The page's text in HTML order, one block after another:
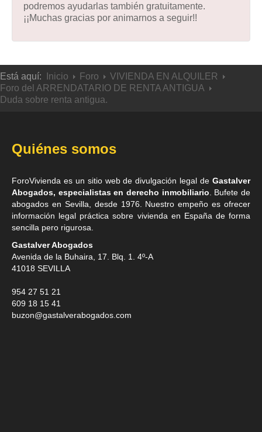
podremos ayudarlas también gratuitamente.
¡¡Muchas gracias por animarnos a seguir!!
Está aquí: Inicio Foro
VIVIENDA EN ALQUILER
Foro del ARRENDATARIO DE RENTA ANTIGUA
Duda sobre renta antigua.
Quiénes somos
ForoVivienda es un sitio web de divulgación legal de Gastalver
Abogados, especialistas en derecho inmobiliario . Bufete de
abogados en Sevilla , desde 1976. Nuestro empeño es ofrecer
información legal práctica sobre vivienda en España de forma
sencilla pero rigurosa.
Gastalver Abogados
Avenida de la Buhaira, 17. Blq. 1. 4º-A
41018 SEVILLA
954 27 51 21
609 18 15 41
buzon@gastalverabogados.com